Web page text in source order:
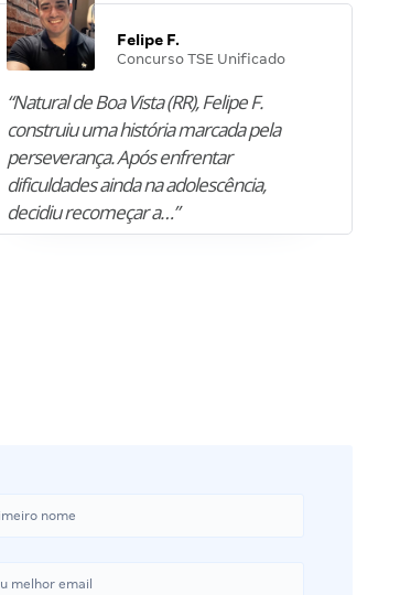
Felipe F.
Concurso TSE Unificado
“Natural de Boa Vista (RR), Felipe F.
construiu uma história marcada pela
perseverança. Após enfrentar
dificuldades ainda na adolescência,
decidiu recomeçar a…”